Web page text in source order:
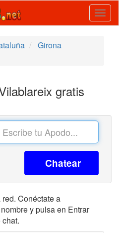
Girona
gratis
Chatear
Conéctate a
y pulsa en Entrar